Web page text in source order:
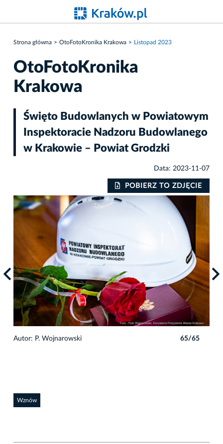
Strona główna OtoFotoKronika Krakowa Listopad 2023
OtoFotoKronika
Krakowa
Święto Budowlanych w Powiatowym
Inspektoracie Nadzoru Budowlanego
w Krakowie – Powiat Grodzki
Data: 2023-11-07
POBIERZ TO ZDJĘCIE
Autor: P. Wojnarowski 65/65
Wznów